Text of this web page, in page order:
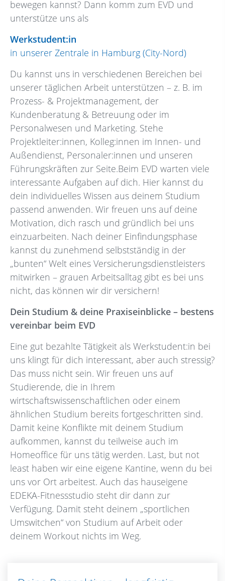
bewegen kannst? Dann komm zum EVD und
unterstütze uns als
Werkstudent:in
in unserer Zentrale in Hamburg (City-Nord)
Du kannst uns in verschiedenen Bereichen bei
unserer täglichen Arbeit unterstützen – z. B. im
Prozess- & Projektmanagement, der
Kundenberatung & Betreuung oder im
Personalwesen und Marketing. Stehe
Projektleiter:innen, Kolleg:innen im Innen- und
Außendienst, Personaler:innen und unseren
Führungskräften zur Seite.Beim EVD warten viele
interessante Aufgaben auf dich. Hier kannst du
dein individuelles Wissen aus deinem Studium
passend anwenden. Wir freuen uns auf deine
Motivation, dich rasch und gründlich bei uns
einzuarbeiten. Nach deiner Einfindungsphase
kannst du zunehmend selbstständig in der
„bunten“ Welt eines Versicherungsdienstleisters
mitwirken – grauen Arbeitsalltag gibt es bei uns
nicht, das können wir dir versichern!
Dein Studium & deine Praxiseinblicke – bestens
vereinbar beim EVD
Eine gut bezahlte Tätigkeit als Werkstudent:in bei
uns klingt für dich interessant, aber auch stressig?
Das muss nicht sein. Wir freuen uns auf
Studierende, die in Ihrem
wirtschaftswissenschaftlichen oder einem
ähnlichen Studium bereits fortgeschritten sind.
Damit keine Konflikte mit deinem Studium
aufkommen, kannst du teilweise auch im
Homeoffice für uns tätig werden. Last, but not
least haben wir eine eigene Kantine, wenn du bei
uns vor Ort arbeitest. Auch das hauseigene
EDEKA-Fitnessstudio steht dir dann zur
Verfügung. Damit steht deinem „sportlichen
Umswitchen“ von Studium auf Arbeit oder
deinem Workout nichts im Weg.